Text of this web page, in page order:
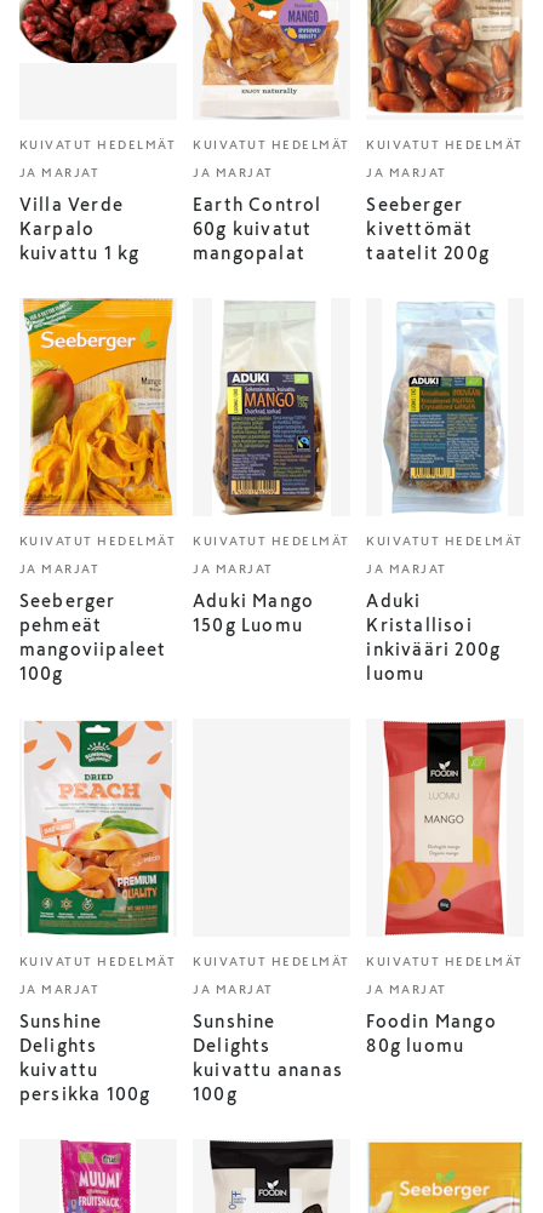
KUIVATUT HEDELMÄT
JA MARJAT
Villa Verde
Karpalo
kuivattu 1 kg
KUIVATUT HEDELMÄT
JA MARJAT
Earth Control
60g kuivatut
mangopalat
KUIVATUT HEDELMÄT
JA MARJAT
Seeberger
kivettömät
taatelit 200g
KUIVATUT HEDELMÄT
JA MARJAT
Seeberger
pehmeät
mangoviipaleet
100g
KUIVATUT HEDELMÄT
JA MARJAT
Aduki Mango
150g Luomu
KUIVATUT HEDELMÄT
JA MARJAT
Aduki
Kristallisoi
inkivääri 200g
luomu
KUIVATUT HEDELMÄT
JA MARJAT
Sunshine
Delights
kuivattu
persikka 100g
KUIVATUT HEDELMÄT
JA MARJAT
Sunshine
Delights
kuivattu ananas
100g
KUIVATUT HEDELMÄT
JA MARJAT
Foodin Mango
80g luomu